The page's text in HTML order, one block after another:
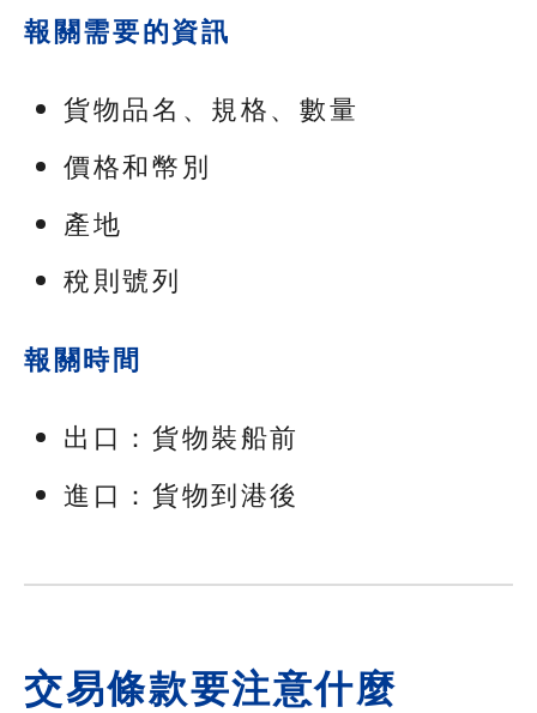
報關需要的資訊
貨物品名、規格、數量
價格和幣別
產地
稅則號列
報關時間
出口：貨物裝船前
進口：貨物到港後
交易條款要注意什麼